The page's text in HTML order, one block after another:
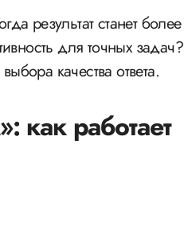
результат станет более
для точных задач?
качества ответа.
как работает